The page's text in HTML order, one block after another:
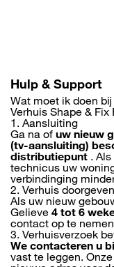
Hulp & Support
Wat moet ik doen
Verhuis Shape &
1. Aansluiting
Ga na of uw nieuw
(tv-aansluiting)
distributiepunt .
technicus uw
verbindinging
2. Verhuis doorgeven
Als uw nieuw
Gelieve 4 tot 6
contact op te
3. Verhuisverzoek
We contacteren u
vast te leggen.